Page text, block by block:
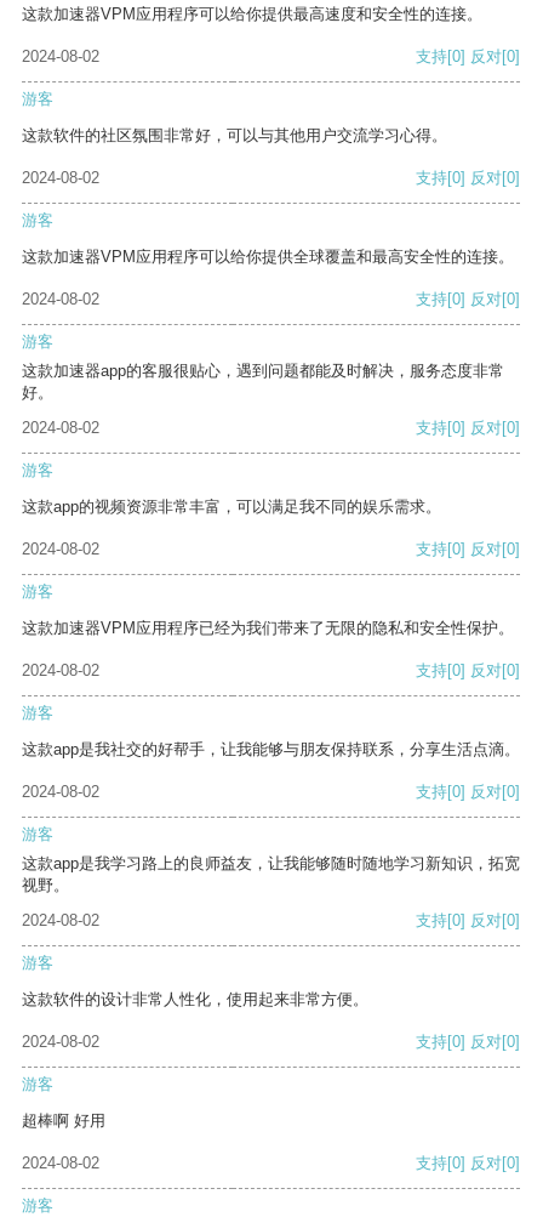
这款加速器VPM应用程序可以给你提供最高速度和安全性的连接。
2024-08-02 支持[0] 反对[0]
游客
这款软件的社区氛围非常好，可以与其他用户交流学习心得。
2024-08-02 支持[0] 反对[0]
游客
这款加速器VPM应用程序可以给你提供全球覆盖和最高安全性的连接。
2024-08-02 支持[0] 反对[0]
游客
这款加速器app的客服很贴心，遇到问题都能及时解决，服务态度非常
好。
2024-08-02
支持[0] 反对[0]
游客
这款app的视频资源非常丰富，可以满足我不同的娱乐需求。
2024-08-02 支持[0] 反对[0]
游客
这款加速器VPM应用程序已经为我们带来了无限的隐私和安全性保护。
2024-08-02 支持[0] 反对[0]
游客
这款app是我社交的好帮手，让我能够与朋友保持联系，分享生活点滴。
2024-08-02 支持[0] 反对[0]
游客
这款app是我学习路上的良师益友，让我能够随时随地学习新知识，拓宽
视野。
2024-08-02
支持[0] 反对[0]
游客
这款软件的设计非常人性化，使用起来非常方便。
2024-08-02 支持[0] 反对[0]
游客
超棒啊 好用
2024-08-02 支持[0] 反对[0]
游客